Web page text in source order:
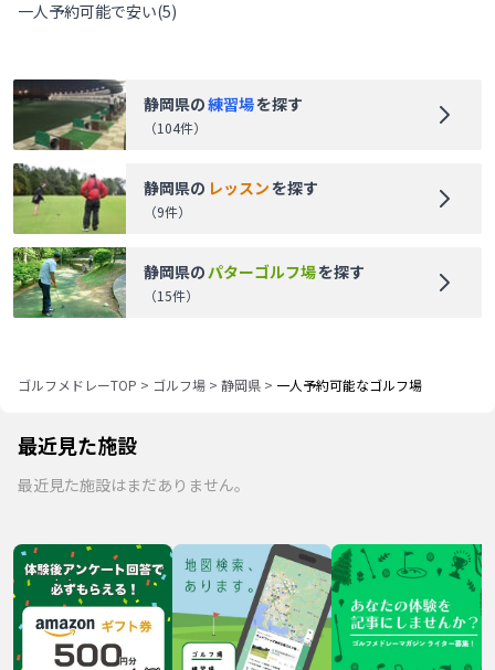
一人予約可能で安い(5)
静岡県の練習場を探す
（104件）
静岡県の レッスンを探す
（9件）
静岡県の パターゴルフ場を探す
（15件）
ゴルフメドレーTOP > ゴルフ場 > 静岡県 > 一人予約可能なゴルフ場
最近見た施設
最近見た施設はまだありません。